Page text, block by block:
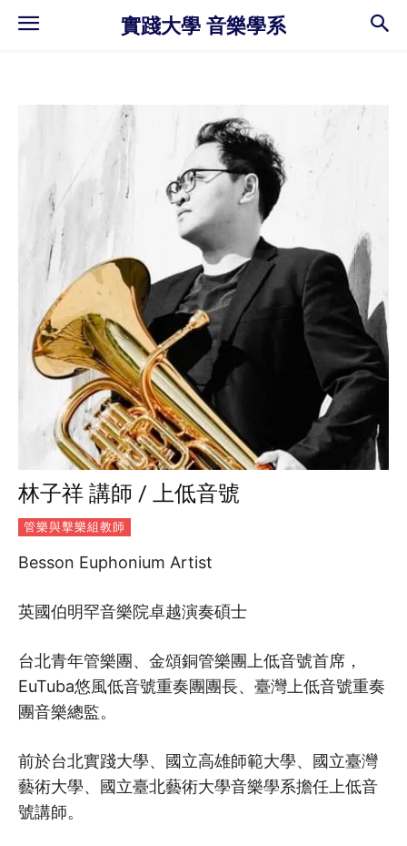
實踐大學 音樂學系
林子祥 講師 / 上低音號
管樂與擊樂組教師
Besson Euphonium Artist
英國伯明罕音樂院卓越演奏碩士
台北青年管樂團、金頌銅管樂團上低音號首席，
EuTuba悠風低音號重奏團團長、臺灣上低音號重奏
團音樂總監。
前於台北實踐大學、國立高雄師範大學、國立臺灣
藝術大學、國立臺北藝術大學音樂學系擔任上低音
號講師。